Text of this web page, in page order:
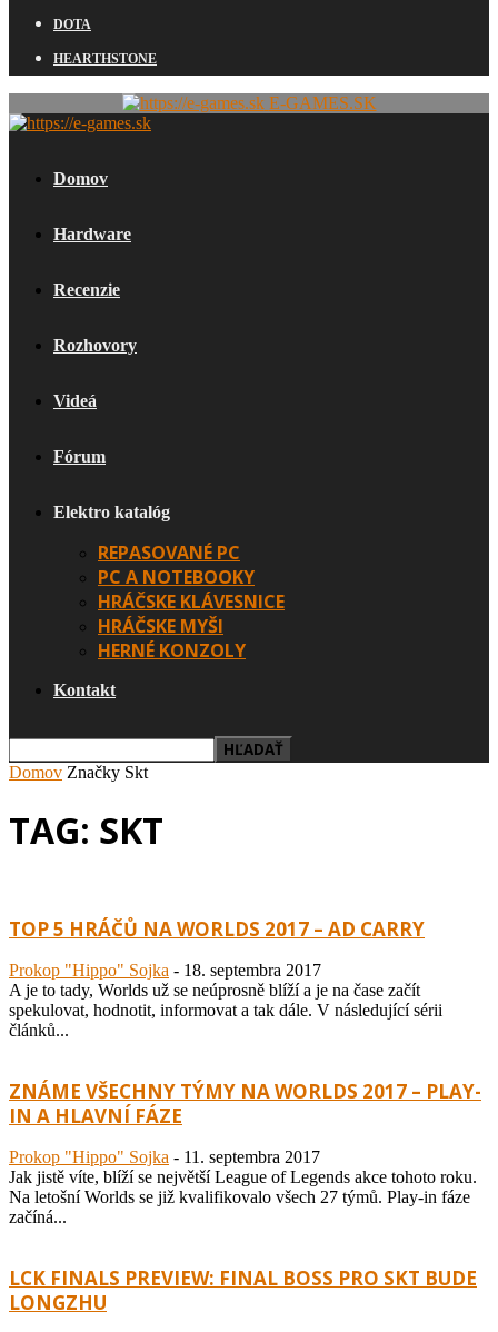
DOTA
HEARTHSTONE
E-GAMES.SK
Domov
Hardware
Recenzie
Rozhovory
Videá
Fórum
Elektro katalóg
REPASOVANÉ PC
PC A NOTEBOOKY
HRÁČSKE KLÁVESNICE
HRÁČSKE MYŠI
HERNÉ KONZOLY
Kontakt
Domov Značky Skt
TAG: SKT
TOP 5 HRÁČŮ NA WORLDS 2017 – AD CARRY
Prokop "Hippo" Sojka - 18. septembra 2017
A je to tady, Worlds už se neúprosně blíží a je na čase začít
spekulovat, hodnotit, informovat a tak dále. V následující sérii
článků...
ZNÁME VŠECHNY TÝMY NA WORLDS 2017 – PLAY-
IN A HLAVNÍ FÁZE
Prokop "Hippo" Sojka - 11. septembra 2017
Jak jistě víte, blíží se největší League of Legends akce tohoto roku.
Na letošní Worlds se již kvalifikovalo všech 27 týmů. Play-in fáze
začíná...
LCK FINALS PREVIEW: FINAL BOSS PRO SKT BUDE
LONGZHU